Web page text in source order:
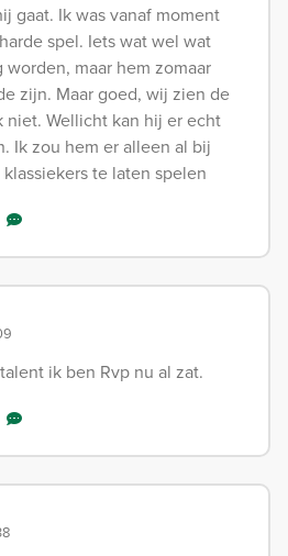
gaat. Ik was vanaf moment
spel. Iets wat wel wat
maar hem zomaar
zijn. Maar goed, wij zien de
Wellicht kan hij er echt
Ik zou hem er alleen al bij
te laten spelen
ik ben Rvp nu al zat.